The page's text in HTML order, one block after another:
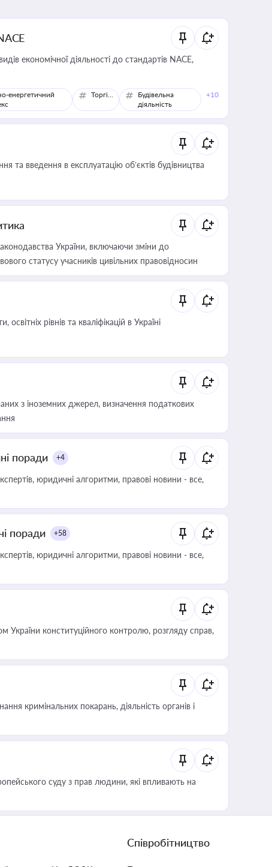
економічної діяльності до стандартів NACE,
енергетичний
Торгівля
Будівельна
діяльність
+10
та введення в експлуатацію об’єктів будівництва
України, включаючи зміни до
статусу учасників цивільних правовідносин
рівнів та кваліфікацій в Україні
з іноземних джерел, визначення податкових
поради +4
юридичні алгоритми, правові новини - все,
поради +58
юридичні алгоритми, правові новини - все,
конституційного контролю, розгляду справ,
кримінальних покарань, діяльність органів і
суду з прав людини, які впливають на
Співробітництво